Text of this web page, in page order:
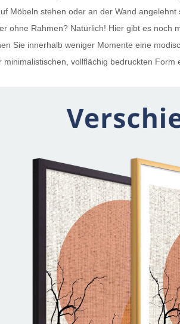
Möbeln stehen oder an der Wand
ohne Rahmen? Natürlich! Hier gibt es noch
Sie innerhalb weniger Momente eine
minimalistischen, vollflächig bedruckten Form